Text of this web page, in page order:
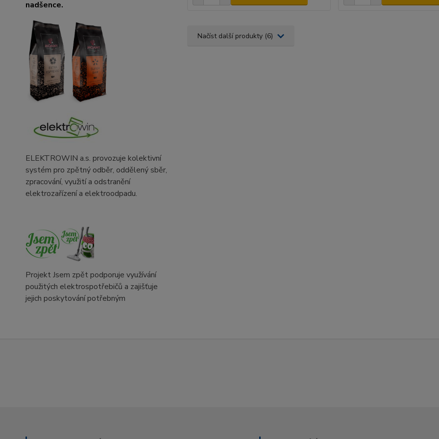
nadšence.
ELEKTROWIN a.s. provozuje kolektivní
systém pro zpětný odběr, oddělený sběr,
zpracování, využití a odstranění
elektrozařízení a elektroodpadu.
Projekt Jsem zpět podporuje využívání
použitých elektrospotřebičů a zajišťuje
jejich poskytování potřebným
Načíst další produkty (6)